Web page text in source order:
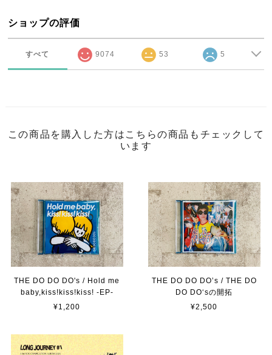
ショップの評価
すべて 9074 53 5
この商品を購入した方はこちらの商品もチェックして
います
THE DO DO DO's / Hold me
baby,kiss!kiss!kiss! -EP-
¥1,200
THE DO DO DO’s / THE DO
DO DO‘sの開拓
¥2,500